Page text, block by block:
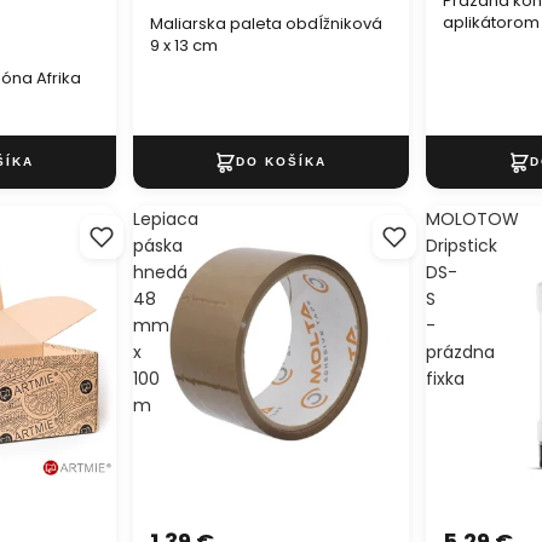
Afrika
Maliarska paleta obdĺžniková
9 x 13 cm
aplikátorom
Lepiaca
páska
hnedá
48
mm
x
100
m
MOLOTOW
Dripstick
DS-
S
-
prázdna
fixka